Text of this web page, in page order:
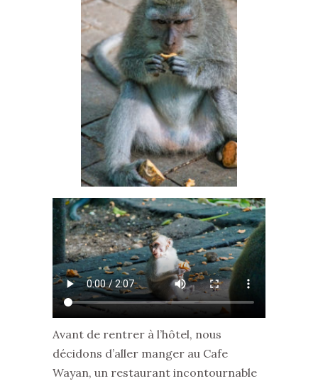
Avant de rentrer à l’hôtel, nous
décidons d’aller manger au Cafe
Wayan, un restaurant incontournable